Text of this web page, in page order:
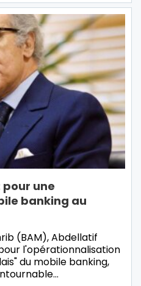
une
banking au
(BAM), Abdellatif
l'opérationnalisation
du mobile banking,